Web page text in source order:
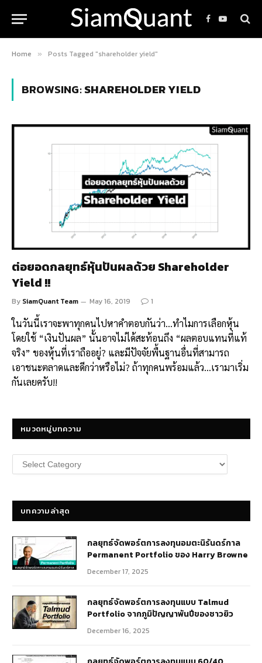
Facebook
YouTube
Home » Posts Tagged "shareholder yield"
BROWSING:SHAREHOLDER YIELD
ต่อยอดกลยุทธ์หุ้นปันผลด้วย Shareholder
Yield !!
By SiamQuant Team May 16, 2019 1
ในวันนี้เราจะพาทุกคนไปหาคำตอบกันว่า…ทำไมการเลือกหุ้น
โดยใช้ “เงินปันผล” นั้นอาจไม่ได้สะท้อนถึง “ผลตอบแทนที่แท้
จริง” ของหุ้นที่เราถืออยู่? และมีปัจจัยพื้นฐานอื่นที่สามารถ
เอาชนะตลาดและดีกว่าหรือไม่? ถ้าทุกคนพร้อมแล้ว…เรามาเริ่ม
กันเลยครับ!!
หมวดหมู่บทความ
หมวด
หมู่
บทความล่าสุด
กลยุทธ์​จัดพอร์ตการลงทุนอมตะนิรันดร์กาล
Permanent Portfolio ของ Harry Browne
December 17, 2025
กลยุทธ์จัดพอร์ตการลงทุนแบบ Talmud
Portfolio จากภูมิปัญญาพันปีของชาวยิว
December 16, 2025